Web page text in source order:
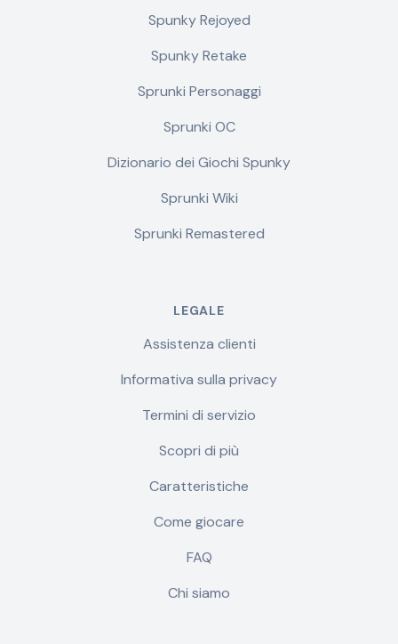
Spunky Rejoyed
Spunky Retake
Sprunki Personaggi
Sprunki OC
Dizionario dei Giochi Spunky
Sprunki Wiki
Sprunki Remastered
LEGALE
Assistenza clienti
Informativa sulla privacy
Termini di servizio
Scopri di più
Caratteristiche
Come giocare
FAQ
Chi siamo